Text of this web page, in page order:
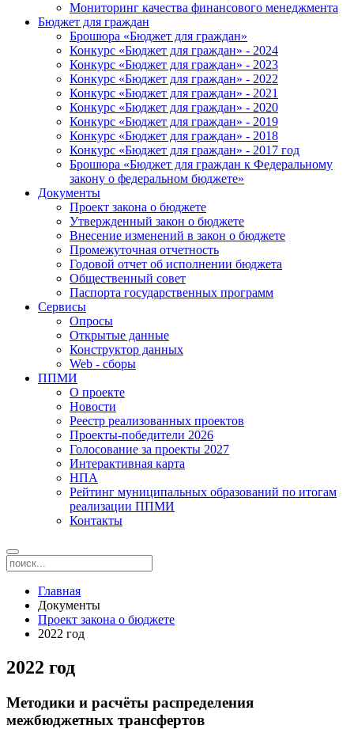
Мониторинг качества финансового менеджмента
Бюджет для граждан
Брошюра «Бюджет для граждан»
Конкурс «Бюджет для граждан» - 2024
Конкурс «Бюджет для граждан» - 2023
Конкурс «Бюджет для граждан» - 2022
Конкурс «Бюджет для граждан» - 2021
Конкурс «Бюджет для граждан» - 2020
Конкурс «Бюджет для граждан» - 2019
Конкурс «Бюджет для граждан» - 2018
Конкурс «Бюджет для граждан» - 2017 год
Брошюра «Бюджет для граждан к Федеральному
закону о федеральном бюджете»
Документы
Проект закона о бюджете
Утвержденный закон о бюджете
Внесение изменений в закон о бюджете
Промежуточная отчетность
Годовой отчет об исполнении бюджета
Общественный совет
Паспорта государственных программ
Сервисы
Опросы
Открытые данные
Конструктор данных
Web - сборы
ППМИ
О проекте
Новости
Реестр реализованных проектов
Проекты-победители 2026
Голосование за проекты 2027
Интерактивная карта
НПА
Рейтинг муниципальных образований по итогам
реализации ППМИ
Контакты
Главная
Документы
Проект закона о бюджете
2022 год
2022 год
Методики и расчёты распределения
межбюджетных трансфертов